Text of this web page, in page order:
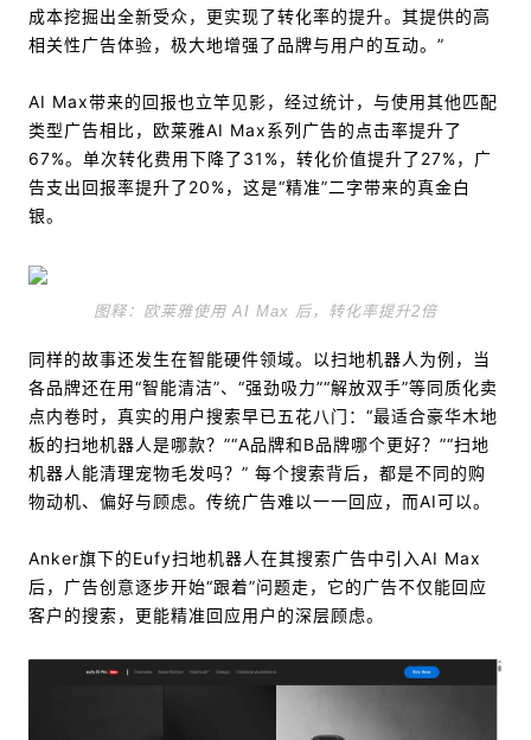
成本挖掘出全新受众，更实现了转化率的提升。其提供的高
相关性广告体验，极大地增强了品牌与用户的互动。”
AI Max带来的回报也立竿见影，经过统计，与使用其他匹配
类型广告相比，欧莱雅AI Max系列广告的点击率提升了
67%。单次转化费用下降了31%，转化价值提升了27%，广
告支出回报率提升了20%，这是“精准”二字带来的真金白
银。
图释：欧莱雅使用 AI Max 后 ，转化率提升2倍
同样的故事还发生在智能硬件领域。以扫地机器人为例，当
各品牌还在用“智能清洁”、“强劲吸力”“解放双手”等同质化卖
点内卷时，真实的用户搜索早已五花八门：“最适合豪华木地
板的扫地机器人是哪款？”“A品牌和B品牌哪个更好？”“扫地
机器人能清理宠物毛发吗？” 每个搜索背后，都是不同的购
物动机、偏好与顾虑。传统广告难以一一回应，而AI可以。
Anker旗下的Eufy扫地机器人在其搜索广告中引入AI Max
后，广告创意逐步开始“跟着”问题走，它的广告不仅能回应
客户的搜索，更能精准回应用户的深层顾虑。